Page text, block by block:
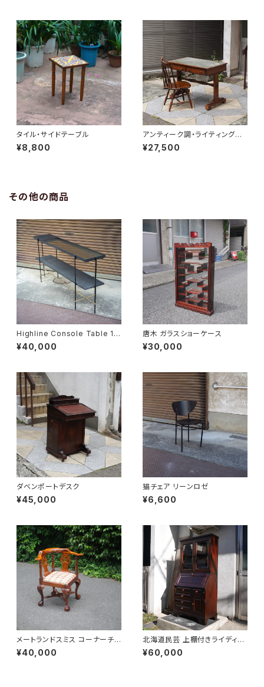
タイル・サイドテーブル
¥8,800
アンティーク調・ライティングデ
スク
¥27,500
その他の商品
Highline Console Table 18
0
¥40,000
唐木 ガラスショーケース
¥30,000
ダベンポートデスク
¥45,000
猫チェア リーンロゼ
¥6,600
メートランドスミス コーナーチェ
ア
¥40,000
北海道民芸 上棚付きライディン
グビューロー
¥60,000